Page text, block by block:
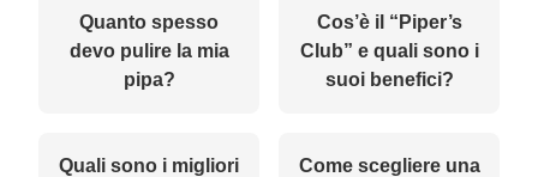
Quanto spesso
devo pulire la mia
pipa?
Cos’è il “Piper’s
Club” e quali sono i
suoi benefici?
Quali sono i migliori
Come scegliere una